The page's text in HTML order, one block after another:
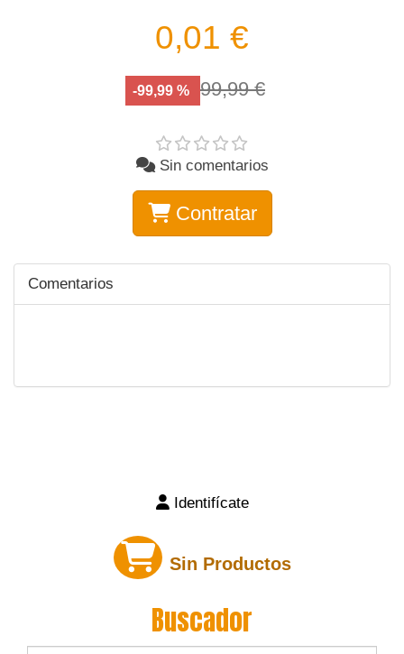
0,01 €
-99,99 % 99,99 €
Sin comentarios
Contratar
Comentarios
Identifícate
Sin Productos
Buscador